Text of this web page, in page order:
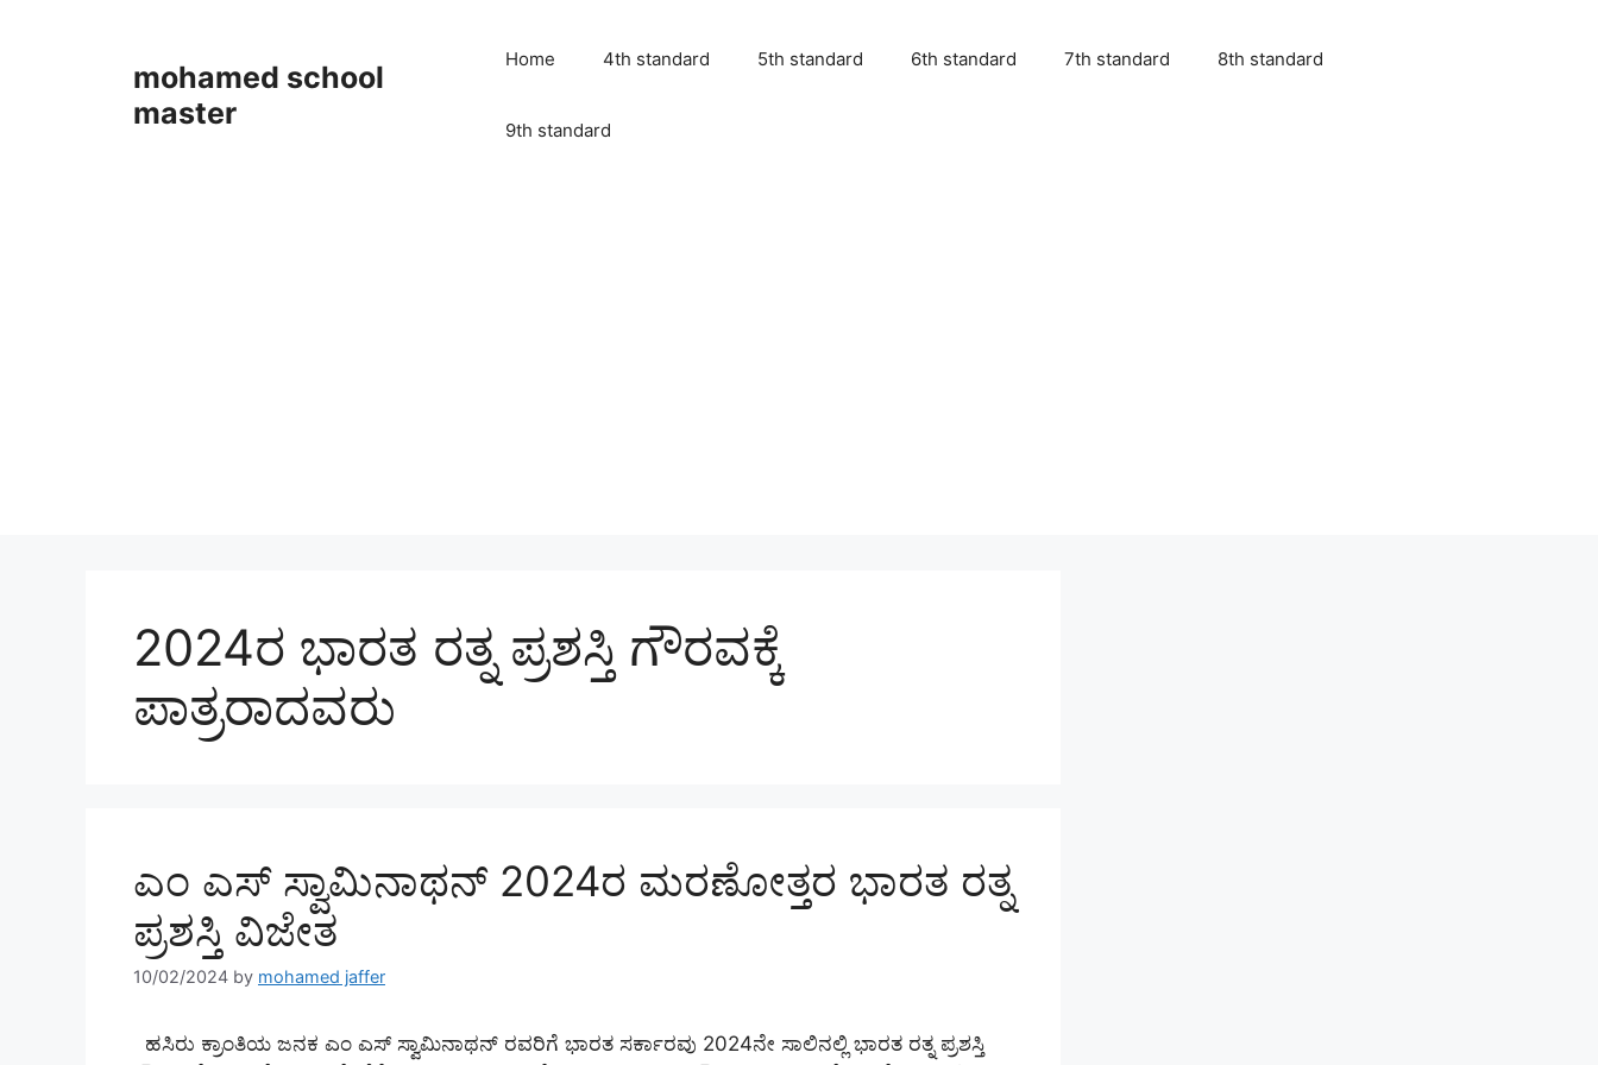
mohamed school
master
Home 4th standard 5th standard 6th standard 7th standard 8th standard
9th standard
2024ರ ಭಾರತ ರತ್ನ ಪ್ರಶಸ್ತಿ ಗೌರವಕ್ಕೆ
ಪಾತ್ರರಾದವರು
ಎಂ ಎಸ್ ಸ್ವಾಮಿನಾಥನ್ 2024ರ ಮರಣೋತ್ತರ ಭಾರತ ರತ್ನ
ಪ್ರಶಸ್ತಿ ವಿಜೇತ
10/02/2024 by mohamed jaffer
ಹಸಿರು ಕ್ರಾಂತಿಯ ಜನಕ ಎಂ ಎಸ್ ಸ್ವಾಮಿನಾಥನ್ ರವರಿಗೆ ಭಾರತ ಸರ್ಕಾರವು 2024ನೇ ಸಾಲಿನಲ್ಲಿ ಭಾರತ ರತ್ನ ಪ್ರಶಸ್ತಿ